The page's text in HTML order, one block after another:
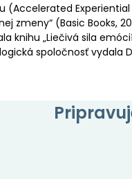
zmeny“ (Basic
knihu „Liečivá sila
spoločnosť vydala